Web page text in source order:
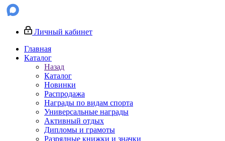
Личный кабинет
Главная
Каталог
Назад
Каталог
Новинки
Распродажа
Награды по видам спорта
Универсальные награды
Активный отдых
Дипломы и грамоты
Разрядные книжки и значки